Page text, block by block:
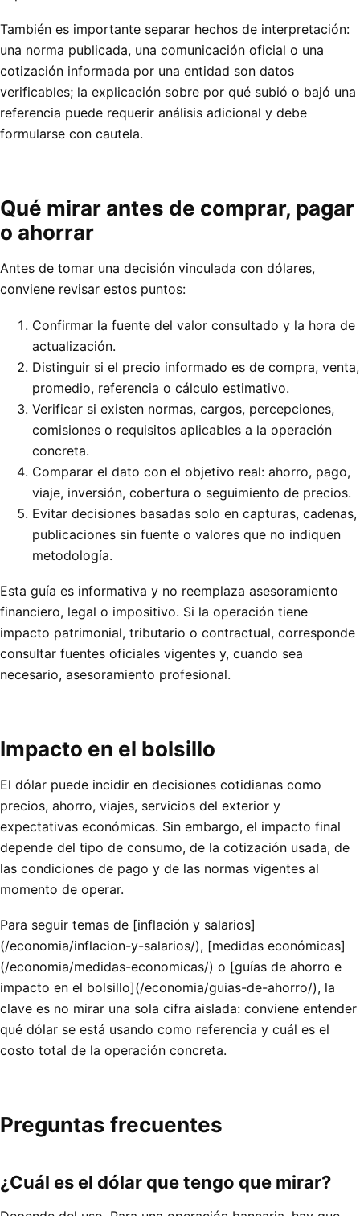
También es importante separar hechos de interpretación:
una norma publicada, una comunicación oficial o una
cotización informada por una entidad son datos
verificables; la explicación sobre por qué subió o bajó una
referencia puede requerir análisis adicional y debe
formularse con cautela.
Qué mirar antes de comprar, pagar
o ahorrar
Antes de tomar una decisión vinculada con dólares,
conviene revisar estos puntos:
Confirmar la fuente del valor consultado y la hora de
actualización.
Distinguir si el precio informado es de compra, venta,
promedio, referencia o cálculo estimativo.
Verificar si existen normas, cargos, percepciones,
comisiones o requisitos aplicables a la operación
concreta.
Comparar el dato con el objetivo real: ahorro, pago,
viaje, inversión, cobertura o seguimiento de precios.
Evitar decisiones basadas solo en capturas, cadenas,
publicaciones sin fuente o valores que no indiquen
metodología.
Esta guía es informativa y no reemplaza asesoramiento
financiero, legal o impositivo. Si la operación tiene
impacto patrimonial, tributario o contractual, corresponde
consultar fuentes oficiales vigentes y, cuando sea
necesario, asesoramiento profesional.
Impacto en el bolsillo
El dólar puede incidir en decisiones cotidianas como
precios, ahorro, viajes, servicios del exterior y
expectativas económicas. Sin embargo, el impacto final
depende del tipo de consumo, de la cotización usada, de
las condiciones de pago y de las normas vigentes al
momento de operar.
Para seguir temas de [inflación y salarios]
(/economia/inflacion-y-salarios/), [medidas económicas]
(/economia/medidas-economicas/) o [guías de ahorro e
impacto en el bolsillo](/economia/guias-de-ahorro/), la
clave es no mirar una sola cifra aislada: conviene entender
qué dólar se está usando como referencia y cuál es el
costo total de la operación concreta.
Preguntas frecuentes
¿Cuál es el dólar que tengo que mirar?